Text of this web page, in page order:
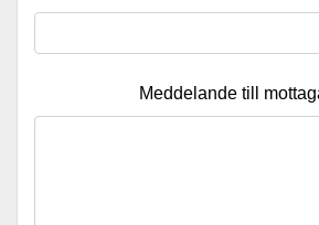
Meddelande till